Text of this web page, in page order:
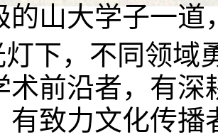
的山大学子一
灯下，不同领域
术前沿者，有深
有致力文化传